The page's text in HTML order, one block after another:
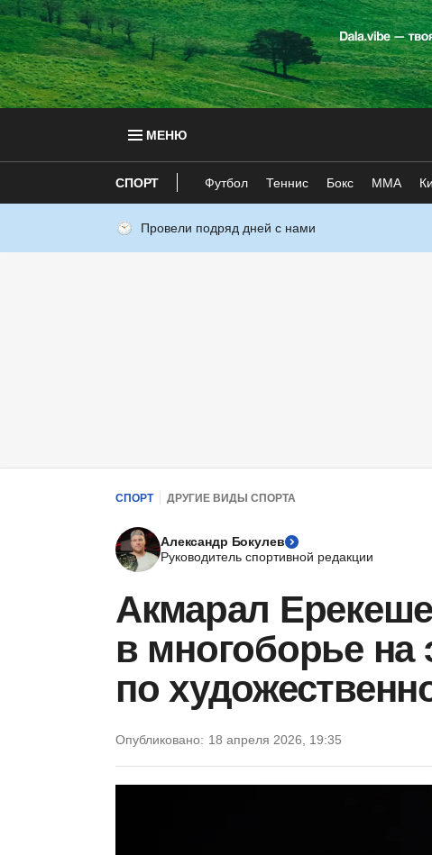
МЕНЮ
СПОРТ Футбол Теннис Бокс ММА
Провели подряд дней с нами
СПОРТ ДРУГИЕ ВИДЫ СПОРТА
Александр Бокулев
Руководитель спортивной редакции
Акмарал
в многоборье на
по
Опубликовано: 18 апреля 2026, 19:35